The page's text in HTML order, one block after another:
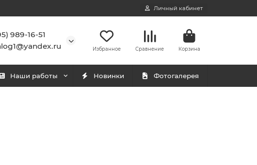
Личный кабинет
989-16-51
Избранное Сравнение Корзина
Наши работы Новинки Фотогалерея